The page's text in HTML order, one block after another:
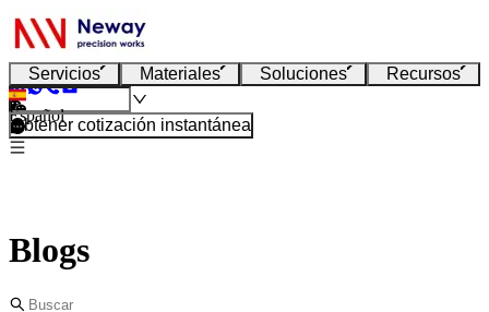
Servicios Materiales Soluciones Recursos
Español
Obtener cotización instantánea
Blogs